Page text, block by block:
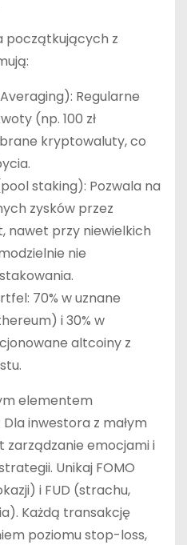
początkujących z
Regularne
(np. 100 zł
kryptowaluty, co
staking): Pozwala na
zysków przez
nawet przy niewielkich
nie
70% w uznane
i 30% w
altcoiny z
elementem
inwestora z małym
zarządzanie emocjami i
Unikaj FOMO
i FUD (strachu,
Każdą transakcję
poziomu stop-loss,